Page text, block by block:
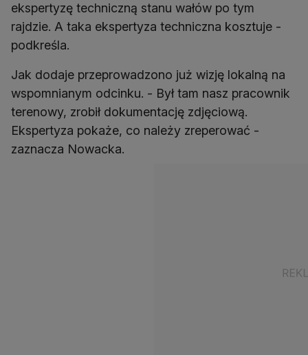
ekspertyzę techniczną stanu wałów po tym
rajdzie. A taka ekspertyza techniczna kosztuje -
podkreśla.
Jak dodaje przeprowadzono już wizję lokalną na
wspomnianym odcinku. - Był tam nasz pracownik
terenowy, zrobił dokumentację zdjęciową.
Ekspertyza pokaże, co należy zreperować -
zaznacza Nowacka.